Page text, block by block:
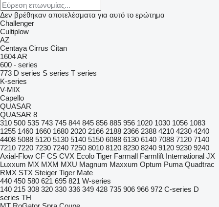
Δεν βρέθηκαν αποτελέσματα για αυτό το ερώτημα
Challenger
Cultiplow
AZ
Centaya Cirrus Citan
1604AR
600 - series
773 D series S series T series
K-series
V-MIX
Capello
QUASAR
QUASAR 8
310 500 535 743 745 844 845 856 885 956 1020 1030 1056 1083
1255 1460 1660 1680 2020 2166 2188 2366 2388 4210 4230 4240
4408 5088 5120 5130 5140 5150 6088 6130 6140 7088 7120 7140
7210 7220 7230 7240 7250 8010 8120 8230 8240 9120 9230 9240
Axial-Flow CF CS CVX Ecolo Tiger Farmall Farmlift International JX
Luxxum MX MXM MXU Magnum Maxxum Optum Puma Quadtrac
RMX STX Steiger Tiger Mate
440 450 580 621 695 821 W-series
140 215 308 320 330 336 349 428 735 906 966 972 C-series D
series TH